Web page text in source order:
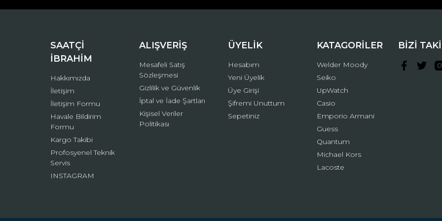
Bu ürüne benzer farklı alternatifler olmalı.
Gönder
SAATÇİ
İBRAHİM
Hakkımızda
İletişim
İletişim Formu
Havale Bildirim
Formu
Kargo Takibi
Profosyenel Teknik
Servis
INSTAGRAM
ALIŞVERİŞ
Mesafeli Satış
Sözleşmesi
Gizlilik ve Güvenlik
İptal ve İade Şartları
Kişisel Veriler
Politikası
ÜYELİK
Hesabım
Yeni Üyelik
Üye Girişi
Şifremi Unuttum
Sepetiniz
KATAGORİLER
Welder Moody
Seiko
UpWatch
Casio
Emporio Armani
Guess
Quantum
Michael Kors
Lacoste
BİZİ